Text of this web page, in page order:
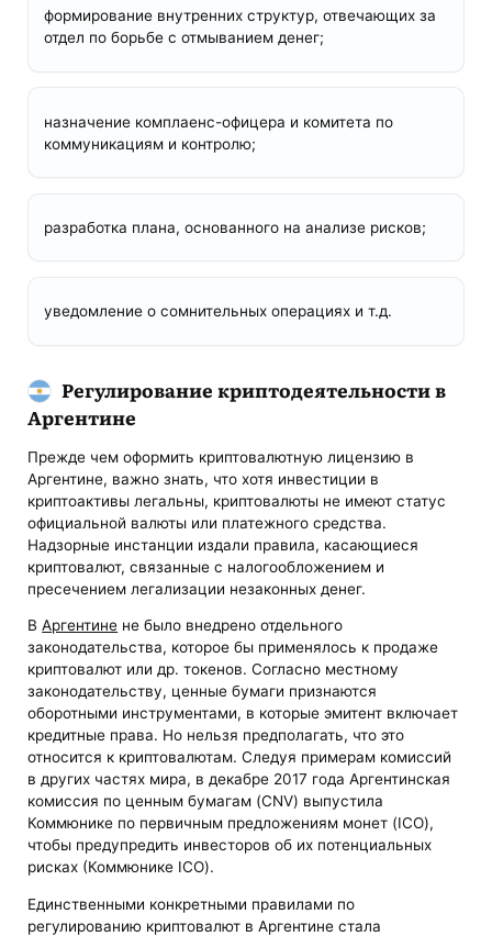
формирование внутренних структур, отвечающих за
отдел по борьбе с отмыванием денег;
назначение комплаенс-офицера и комитета по
коммуникациям и контролю;
разработка плана, основанного на анализе рисков;
уведомление о сомнительных операциях и т.д.
Регулирование криптодеятельности в
Аргентине
Прежде чем оформить криптовалютную лицензию в
Аргентине, важно знать, что хотя инвестиции в
криптоактивы легальны, криптовалюты не имеют статус
официальной валюты или платежного средства.
Надзорные инстанции издали правила, касающиеся
криптовалют, связанные с налогообложением и
пресечением легализации незаконных денег.
ВАргентине не было внедрено отдельного
законодательства, которое бы применялось к продаже
криптовалют или др. токенов. Согласно местному
законодательству, ценные бумаги признаются
оборотными инструментами, в которые эмитент включает
кредитные права. Но нельзя предполагать, что это
относится к криптовалютам. Следуя примерам комиссий
в других частях мира, в декабре 2017 года Аргентинская
комиссия по ценным бумагам (CNV) выпустила
Коммюнике по первичным предложениям монет (ICO),
чтобы предупредить инвесторов об их потенциальных
рисках (Коммюнике ICO).
Единственными конкретными правилами по
регулированию криптовалют в Аргентине стала